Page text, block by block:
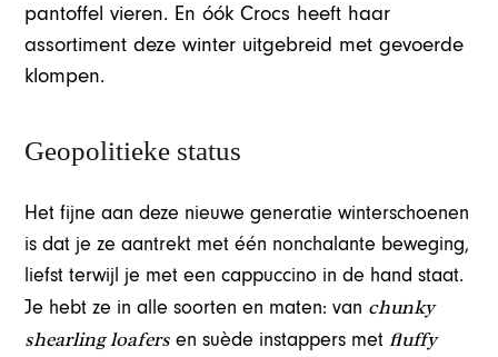
pantoffel vieren. En óók Crocs heeft haar
assortiment deze winter uitgebreid met gevoerde
klompen.
Geopolitieke status
Het fijne aan deze nieuwe generatie winterschoenen
is dat je ze aantrekt met één nonchalante beweging,
liefst terwijl je met een cappuccino in de hand staat.
Je hebt ze in alle soorten en maten: van chunky
shearling loafers en suède instappers metfluffy